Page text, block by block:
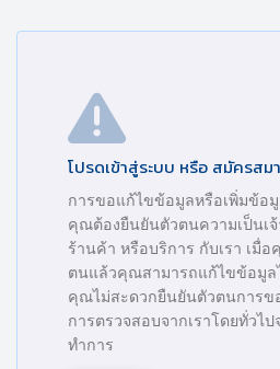
โปรดเข้าสู่ระบบ หรือ สมัครสม
การขอแก้ไขข้อมูลหรือเพิ่มข้อมู
คุณต้องยืนยันตัวตนความเป็นเ
ร้านค้า หรือบริการ กับเรา เมื่
ตนแล้วคุณสามารถแก้ไขข้อมูล
คุณไม่สะดวกยืนยันตัวตนการข
การตรวจสอบจากเราโดยทั่วไป
ทำการ